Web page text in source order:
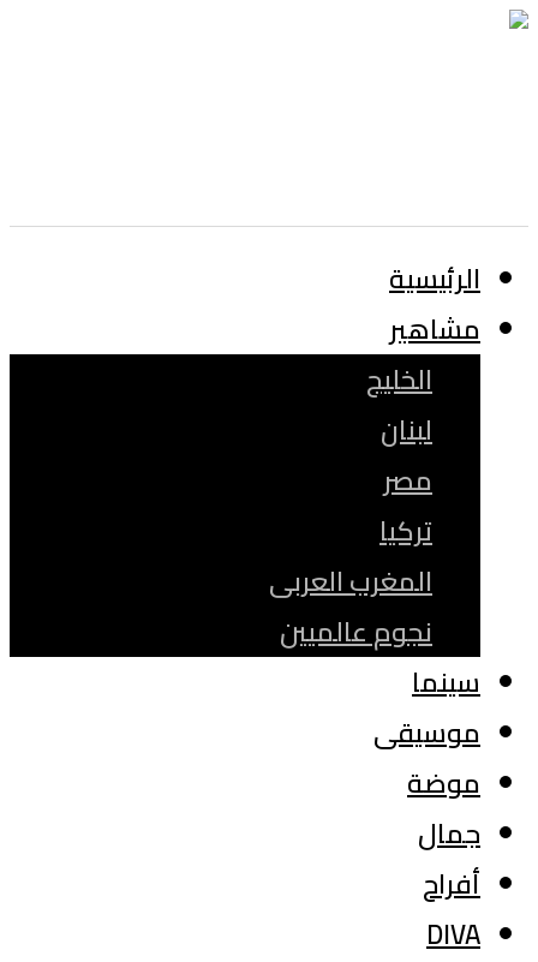
الرئيسية
مشاهير
الخليج
لبنان
مصر
تركيا
المغرب العربى
نجوم عالميين
سينما
موسيقى
موضة
جمال
أفراح
DIVA